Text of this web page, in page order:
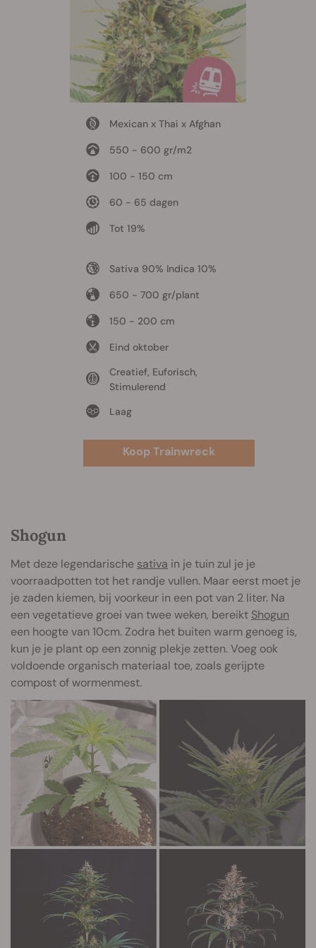
Mexican x Thai x Afghan
550 - 600 gr/m2
100 - 150 cm
60 - 65 dagen
Tot 19%
Sativa 90% Indica 10%
650 - 700 gr/plant
150 - 200 cm
Eind oktober
Creatief, Euforisch,
Stimulerend
Laag
Koop Trainwreck
Shogun
Met deze legendarische sativa in je tuin zul je je
voorraadpotten tot het randje vullen. Maar eerst moet je
je zaden kiemen, bij voorkeur in een pot van 2 liter. Na
een vegetatieve groei van twee weken, bereikt Shogun
een hoogte van 10cm. Zodra het buiten warm genoeg is,
kun je je plant op een zonnig plekje zetten. Voeg ook
voldoende organisch materiaal toe, zoals gerijpte
compost of wormenmest.